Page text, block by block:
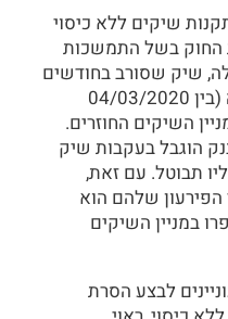
שיקים ללא כיסוי
החוק בשל התמשכות
שיק שסורב בחודשים
הראשונים של משבר הקורונה (בין 04/03/2020
במניין השיקים החוזרים.
הוגבל בעקבות שיק
תבוטל. עם זאת,
שלהם הוא
ייספרו במניין השיקים
לבצע הסרת